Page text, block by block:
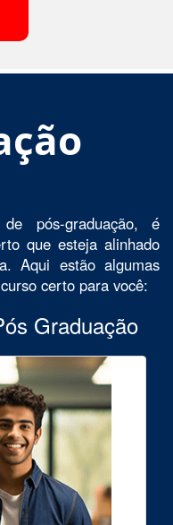
pós-graduação, é
que esteja alinhado
Aqui estão algumas
certo para você:
Graduação